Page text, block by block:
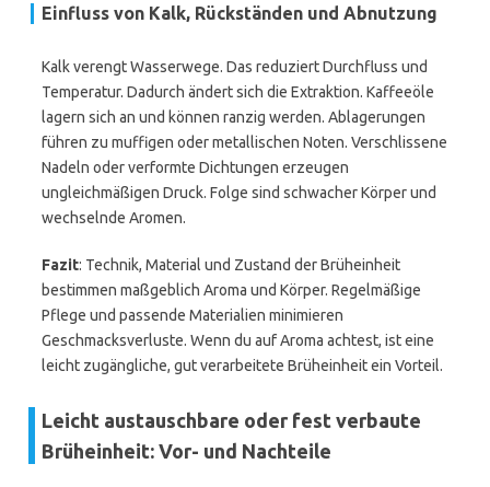
Einfluss von Kalk, Rückständen und Abnutzung
Kalk verengt Wasserwege. Das reduziert Durchfluss und
Temperatur. Dadurch ändert sich die Extraktion. Kaffeeöle
lagern sich an und können ranzig werden. Ablagerungen
führen zu muffigen oder metallischen Noten. Verschlissene
Nadeln oder verformte Dichtungen erzeugen
ungleichmäßigen Druck. Folge sind schwacher Körper und
wechselnde Aromen.
Fazit: Technik, Material und Zustand der Brüheinheit
bestimmen maßgeblich Aroma und Körper. Regelmäßige
Pflege und passende Materialien minimieren
Geschmacksverluste. Wenn du auf Aroma achtest, ist eine
leicht zugängliche, gut verarbeitete Brüheinheit ein Vorteil.
Leicht austauschbare oder fest verbaute
Brüheinheit: Vor- und Nachteile